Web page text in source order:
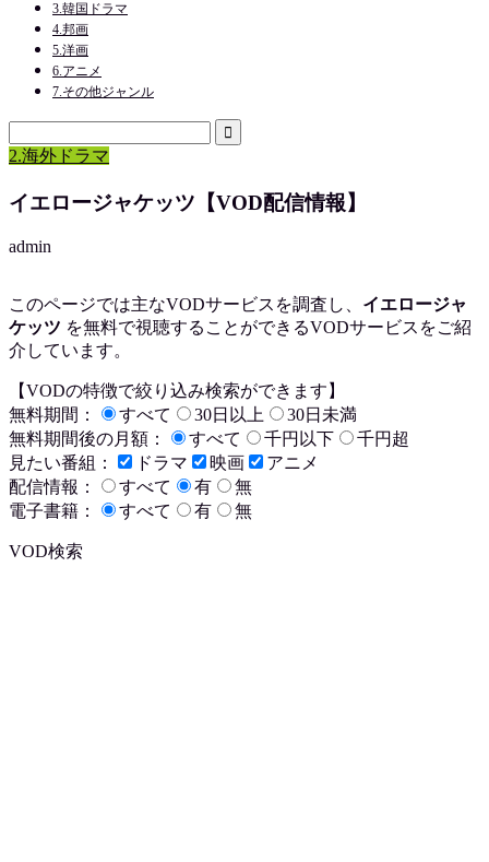
3.韓国ドラマ
4.邦画
5.洋画
6.アニメ
7.その他ジャンル
2.海外ドラマ
イエロージャケッツ【VOD配信情報】
admin
このページでは主なVODサービスを調査し、 イエロージャ
ケッツ を無料で視聴することができるVODサービスをご紹
介しています。
【VODの特徴で絞り込み検索ができます】
無料期間：
すべて 30日以上
30日未満
無料期間後の月額：
すべて 千円以下
千円超
見たい番組：
ドラマ 映画
アニメ
配信情報：
すべて 有
無
電子書籍：
すべて 有 無
VOD検索